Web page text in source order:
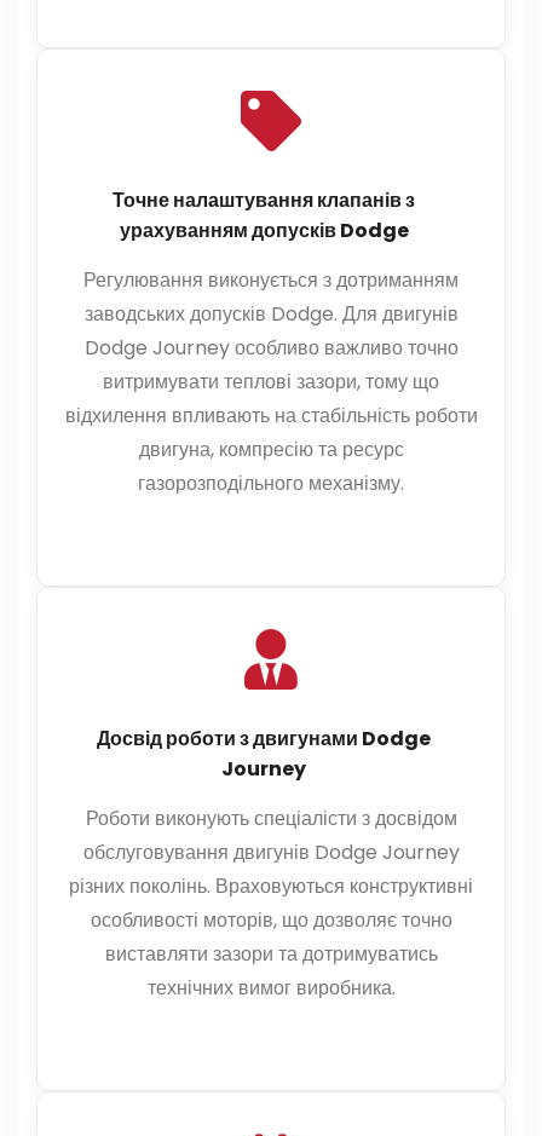
Точне налаштування клапанів з
урахуванням допусків Dodge
Регулювання виконується з дотриманням
заводських допусків Dodge. Для двигунів
Dodge Journey особливо важливо точно
витримувати теплові зазори, тому що
відхилення впливають на стабільність роботи
двигуна, компресію та ресурс
газорозподільного механізму.
Досвід роботи з двигунами Dodge
Journey
Роботи виконують спеціалісти з досвідом
обслуговування двигунів Dodge Journey
різних поколінь. Враховуються конструктивні
особливості моторів, що дозволяє точно
виставляти зазори та дотримуватись
технічних вимог виробника.